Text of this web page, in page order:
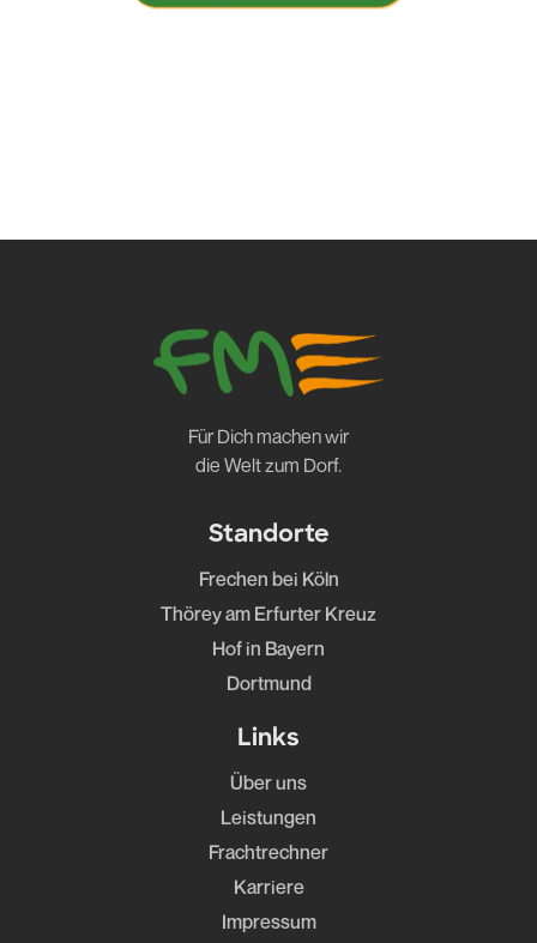
Für Dich machen wir
die Welt zum Dorf.
Standorte
Frechen bei Köln
Thörey am Erfurter Kreuz
Hof in Bayern
Dortmund
Links
Über uns
Leistungen
Frachtrechner
Karriere
Impressum